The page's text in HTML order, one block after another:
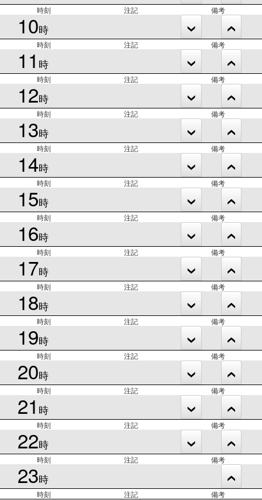
時刻 注記 備考
10時
時刻 注記 備考
11 時
時刻 注記 備考
12時
時刻 注記 備考
13時
時刻 注記 備考
14時
時刻 注記 備考
15時
時刻 注記 備考
16時
時刻 注記 備考
17時
時刻 注記 備考
18時
時刻 注記 備考
19時
時刻 注記 備考
20時
時刻 注記 備考
21 時
時刻 注記 備考
22時
時刻 注記 備考
23時
時刻 注記 備考